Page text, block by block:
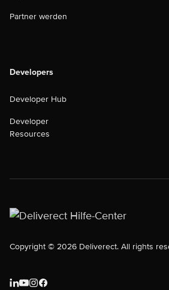
Partner werden
Developers
Developer Hub
Developer
Resources
Copyright © 2026 Deliverect. All rights